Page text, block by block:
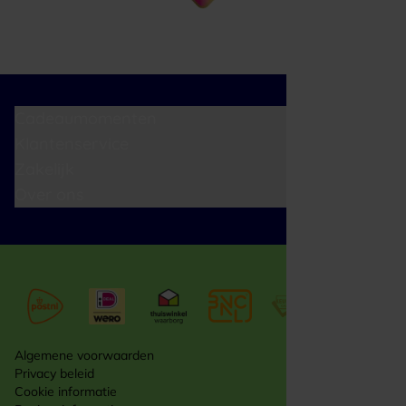
Algemene voorwaarden
Privacy beleid
Cookie informatie